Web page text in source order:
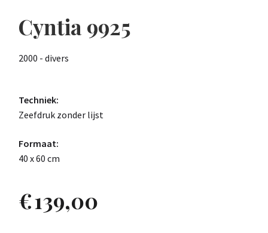
Cyntia 9925
2000 - divers
Techniek:
Zeefdruk zonder lijst
Formaat:
40 x 60 cm
€139,00